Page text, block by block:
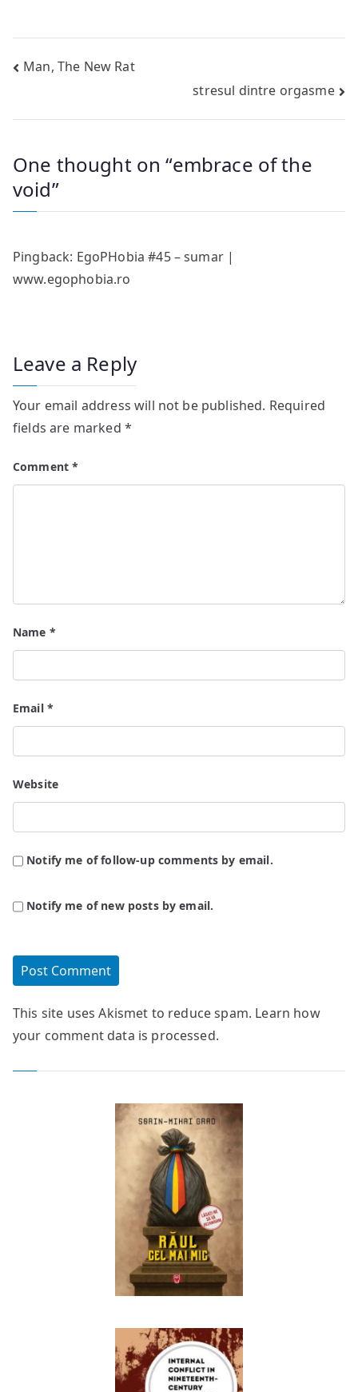
Post
Man, The New Rat
stresul dintre orgasme
One thought on “embrace of the
void”
Pingback: EgoPHobia #45 – sumar |
www.egophobia.ro
Leave a Reply
Your email address will not be published. Required
fields are marked *
Comment*
Name *
Email *
Website
Notify me of follow-up comments by email.
Notify me of new posts by email.
This site uses Akismet to reduce spam. Learn how
your comment data is processed.